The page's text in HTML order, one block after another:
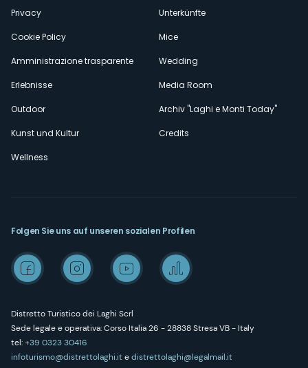
Privacy
Cookie Policy
Amministrazione trasparente
Erlebnisse
Outdoor
Kunst und Kultur
Wellness
Unterkünfte
Mice
Wedding
Media Room
Archiv "Laghi e Monti Today"
Credits
Distretto Turistico dei Laghi Scrl
Sede legale e operativa: Corso Italia 26 - 28838 Stresa VB - Italy
tel:+39 0323 30416
infoturismo@distrettolaghi.itedistrettolaghi@legalmail.it
Folgen Sie uns auf unseren sozialen Profilen